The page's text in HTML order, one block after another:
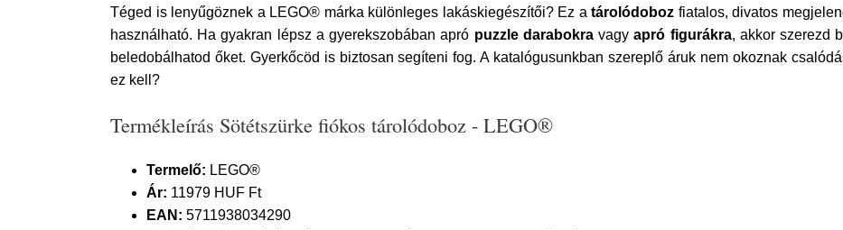
Téged is lenyűgöznek a LEGO® márka különleges lakáskiegészítői? Ez atárolódoboz fiatalos, divatos
használható. Ha gyakran lépsz a gyerekszobában apró puzzle darabokravagyapró figurákra, akkor szerezd
beledobálhatod őket. Gyerkőcöd is biztosan segíteni fog. A katalógusunkban szereplő áruk nem okoznak
ez kell?
Termékleírás Sötétszürke fiókos tárolódoboz - LEGO®
Termelő: LEGO®
Ár: 11979 HUF Ft
EAN: 5711938034290